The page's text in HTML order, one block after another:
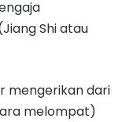
Shi atau
mengerikan dari
melompat)